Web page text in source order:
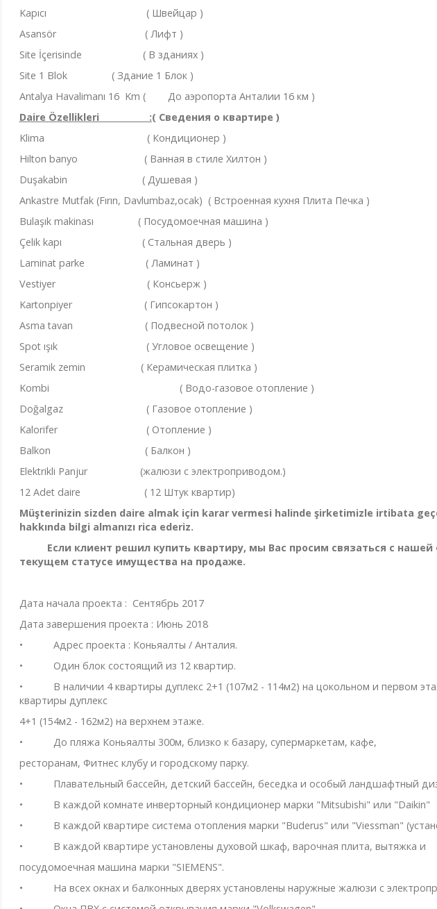
Kapıcı ( Швейцар )
Asansör ( Лифт )
Site İçerisinde ( В зданиях )
Site 1 Blok ( Здание 1 Блок )
Antalya Havalimanı 16 Km ( До аэропорта Анталии 16 км )
Daire Özellikleri :( Сведения о квартире )
Klima ( Кондиционер )
Hilton banyo ( Ванная в стиле Хилтон )
Duşakabin ( Душевая )
Ankastre Mutfak (Fırın, Davlumbaz,ocak) ( Встроенная кухня Плита Печка )
Bulaşık makinası ( Посудомоечная машина )
Çelik kapı ( Стальная дверь )
Laminat parke ( Ламинат )
Vestiyer ( Консьерж )
Kartonpiyer ( Гипсокартон )
Asma tavan ( Подвесной потолок )
Spot ışık ( Угловое освещение )
Seramik zemin ( Керамическая плитка )
Kombi ( Водо-газовое отопление )
Doğalgaz ( Газовое отопление )
Kalorifer ( Отопление )
Balkon ( Балкон )
Elektrikli Panjur (жалюзи с электроприводом.)
12 Adet daire ( 12 Штук квартир)
Müşterinizin sizden daire almak için karar vermesi halinde şirketimizle irtibata
hakkında bilgi almanızı rica ederiz.
Если клиент решил купить квартиру, мы Вас просим связаться с
текущем статусе имущества на продаже.
Дата начала проекта : Cентябрь 2017
Дата завершения проекта : Июнь 2018
• Адрес проекта : Коньяалты / Анталия.
• Один блок состоящий из 12 квартир.
• В наличии 4 квартиры дуплекс 2+1 (107м2 - 114м2) на цокольном и первом
квартиры дуплекс
4+1 (154м2 - 162м2) на верхнем этаже.
• До пляжа Коньяалты 300м, близко к базару, супермаркетам, кафе,
ресторанам, Фитнес клубу и городскому парку.
• Плавательный бассейн, детский бассейн, беседка и особый ландшафтный
• В каждой комнате инверторный кондиционер марки "Mitsubishi" или "Daikin"
• В каждой квартире система отопления марки "Buderus" или "Viessman"
• В каждой квартире установлены духовой шкаф, варочная плита, вытяжка и
посудомоечная машина марки "SIEMENS".
• На всех окнах и балконных дверях установлены наружные жалюзи с